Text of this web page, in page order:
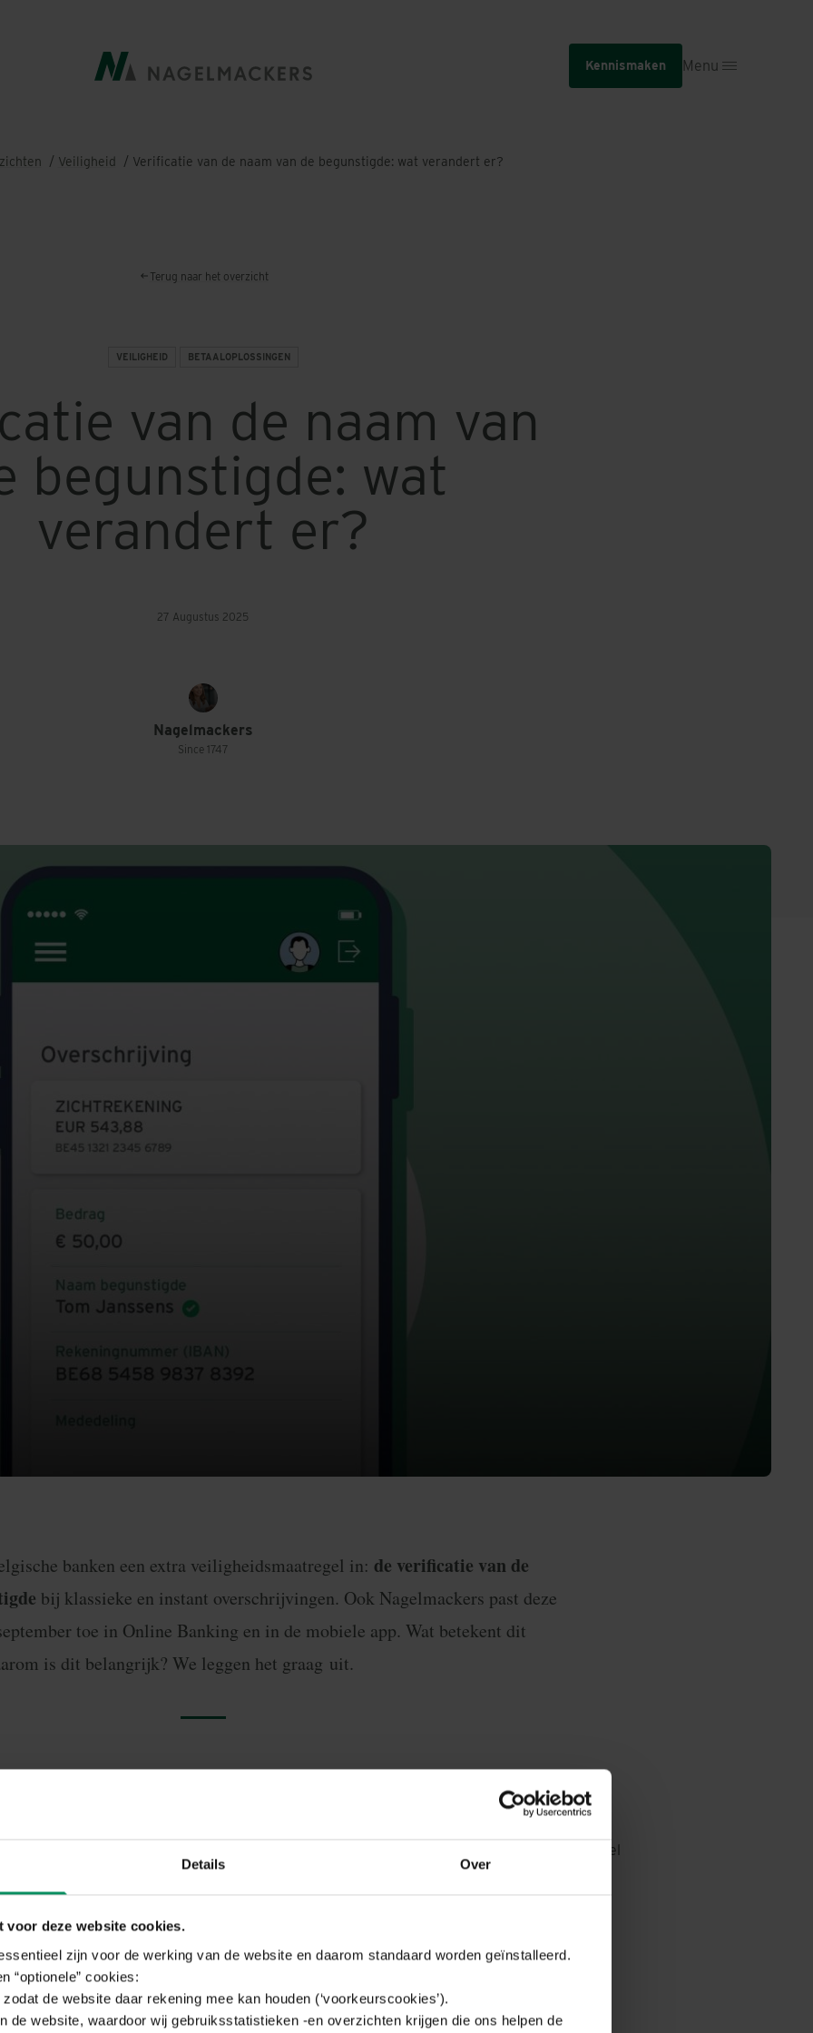
Details Over
voor deze website cookies.
zijn voor de werking van de website en daarom standaard worden geïnstalleerd.
“optionele” cookies:
de website daar rekening mee kan houden (‘voorkeurscookies’).
de website, waardoor wij gebruiksstatistieken -en overzichten krijgen die ons helpen de
Kennismaken Menu
Kruimelpad
Veiligheid Verificatie van de naam van de begunstigde: wat verandert er?
Terug naar het overzicht
VEILIGHEID BETAALOPLOSSINGEN
van de naam van
begunstigde: wat
verandert er?
27 Augustus 2025
Nagelmackers
Since 1747
banken een extra veiligheidsmaatregel in: de verificatie van de
bij klassieke en instant overschrijvingen. Ook Nagelmackers past deze
toe in Online Banking en in de mobiele app. Wat betekent dit
is dit belangrijk? We leggen het graag uit.
belangrijk?
veiliger verloopt, brengt het ook soms nieuwe frauderisico’s met zich mee. Eén van de veel
wanneer criminelen een factuur onderscheppen. Daarbij vervangen ze het originele
en sturen het frauduleuze document naar de nietsvermoedende ontvanger. Die voert
uit naar de verkeerde persoon.
op die manier misleid worden. Om dit risico te vermijden, voeren banken dus een
automatische controle die nagaat of de naam van de begunstigde overeenkomt met het